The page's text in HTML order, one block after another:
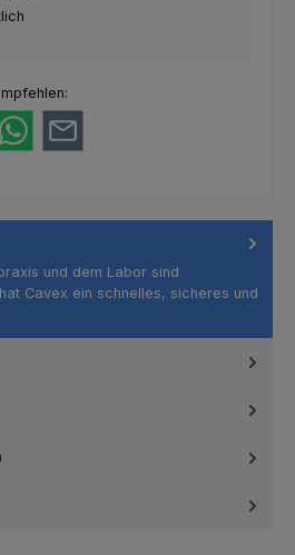
und dem Labor sind
Cavex ein schnelles, sicheres und